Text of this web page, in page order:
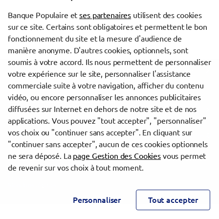
Toutes les agences Crédit Maritime par Banque Populaire
Grand Ouest
Les délégations CASDEN
Voir les délégations CASDEN
Powered byevermaps ©
www.banque-populaire.fr/cmgo
Informations cookies
Banque Populaire etses partenaires utilisent des cookies
sur ce site. Certains sont obligatoires et permettent le bon
fonctionnement du site et la mesure d'audience de
manière anonyme. D'autres cookies, optionnels, sont
soumis à votre accord. Ils nous permettent de personnaliser
votre expérience sur le site, personnaliser l'assistance
commerciale suite à votre navigation, afficher du contenu
vidéo, ou encore personnaliser les annonces publicitaires
diffusées sur Internet en dehors de notre site et de nos
applications. Vous pouvez "tout accepter", "personnaliser"
vos choix ou "continuer sans accepter". En cliquant sur
"continuer sans accepter", aucun de ces cookies optionnels
ne sera déposé. La page Gestion des Cookiesvous permet
de revenir sur vos choix à tout moment.
Personnaliser Tout accepter